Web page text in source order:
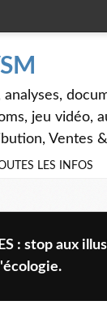
analyses,
jeu vidéo,
Ventes
LES INFOS
: stop aux